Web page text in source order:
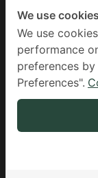
© 2024
โฆษณาและการวิเคร
หรือที่พวกเขารวบรว
จำเป็นอย่างยิ่ง
การกำหนดเป้
We use cookies
We use
performance
preferences
Preferences".